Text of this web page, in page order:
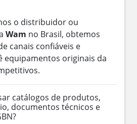
o distribuidor ou
Wam no Brasil, obtemos
canais confiáveis e
equipamentos originais da
catálogos de produtos,
documentos técnicos e